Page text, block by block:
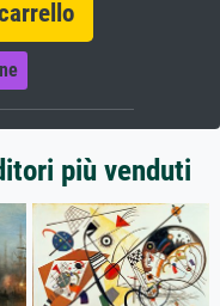
più venduti